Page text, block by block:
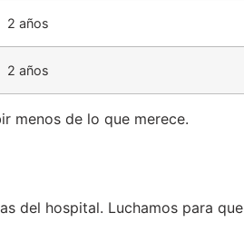
2 años
2 años
menos de lo que merece.
del hospital. Luchamos para que